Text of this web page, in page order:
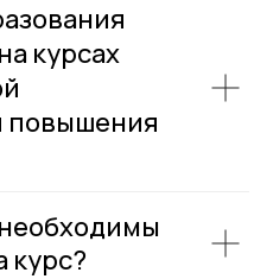
курсах
повышения
курс?